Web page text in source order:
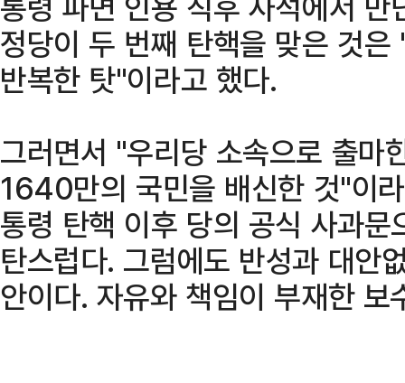
정당이 두 번째 탄핵을 맞은 것
반복한 탓"이라고 했다.
그러면서 "우리당 소속으로 출마
1640만의 국민을 배신한 것"이
통령 탄핵 이후 당의 공식 사과
탄스럽다. 그럼에도 반성과 대안
안이다. 자유와 책임이 부재한 보